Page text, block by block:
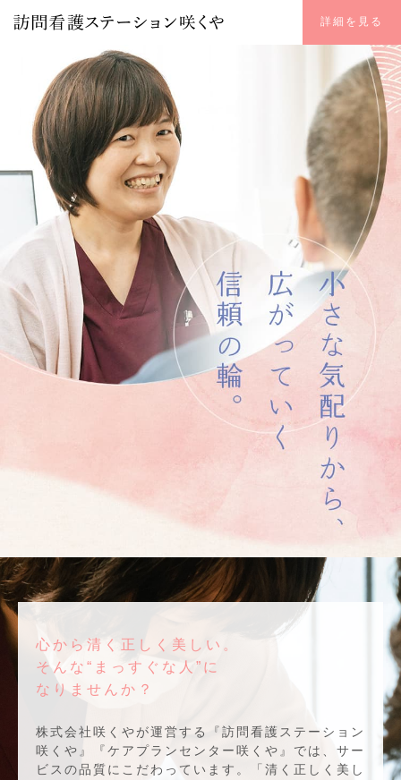
詳細を見る
心から清く正しく美しい。
そんな“まっすぐな人”に
なりませんか？
株式会社咲くやが運営する『訪問看護ステーション
咲くや』『ケアプランセンター咲くや』では、サー
ビスの品質にこだわっています。「清く正しく美し